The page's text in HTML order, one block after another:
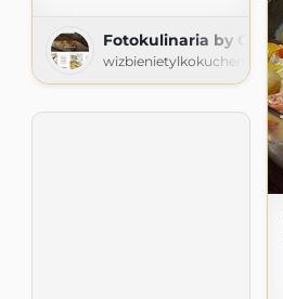
Fotokulinaria by